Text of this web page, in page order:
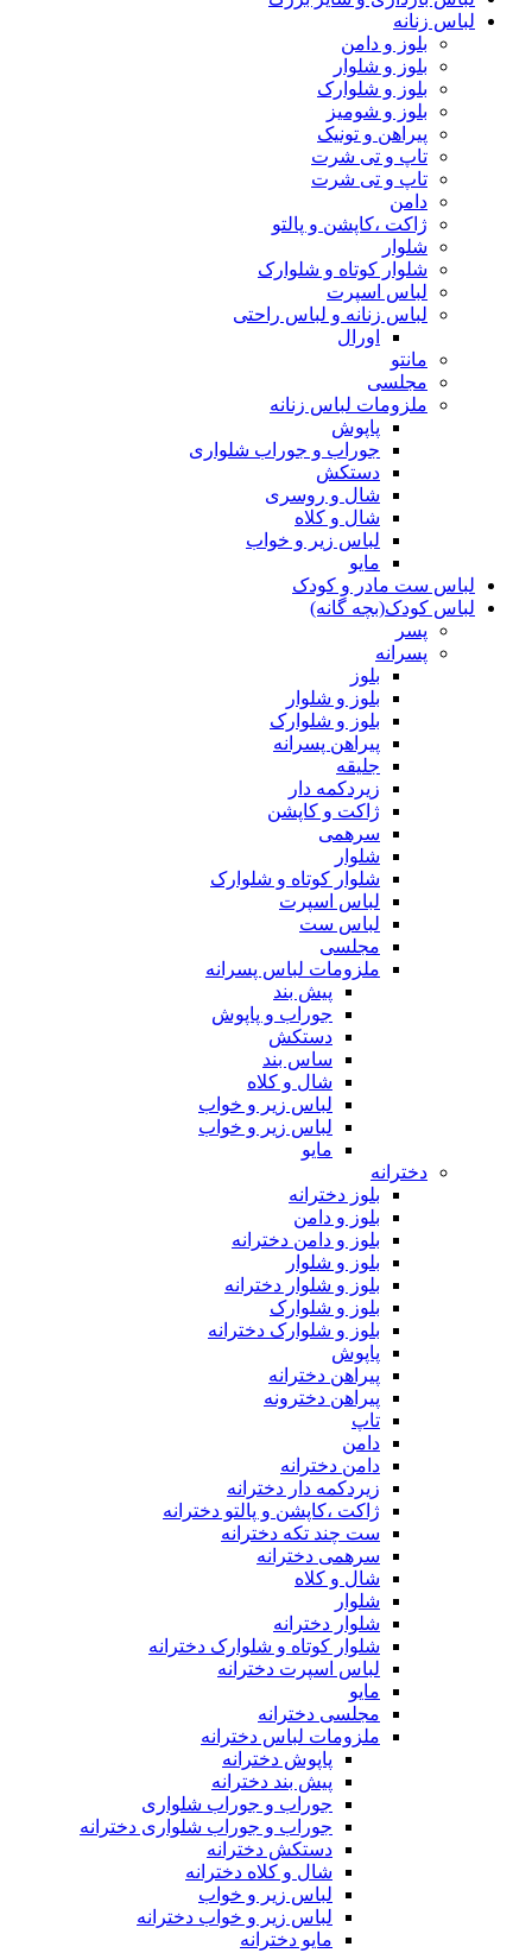
لباس زنانه
بلوز و دامن
بلوز و شلوار
بلوز و شلوارک
بلوز و شومیز
پیراهن و تونیک
تاپ و تی شرت
تاپ و تی شرت
دامن
ژاکت ،کاپشن و پالتو
شلوار
شلوار کوتاه و شلوارک
لباس اسپرت
لباس زنانه و لباس راحتی
اورال
مانتو
مجلسی
ملزومات لباس زنانه
پاپوش
جوراب و جوراب شلواری
دستکش
شال و روسری
شال و کلاه
لباس زیر و خواب
مایو
لباس ست مادر و کودک
لباس کودک(بچه گانه)
پسر
پسرانه
بلوز
بلوز و شلوار
بلوز و شلوارک
پیراهن پسرانه
جلیقه
زیردکمه دار
ژاکت و کاپشن
سرهمی
شلوار
شلوار کوتاه و شلوارک
لباس اسپرت
لباس ست
مجلسی
ملزومات لباس پسرانه
پیش بند
جوراب و پاپوش
دستکش
ساس بند
شال و کلاه
لباس زیر و خواب
لباس زیر و خواب
مایو
دخترانه
بلوز دخترانه
بلوز و دامن
بلوز و دامن دخترانه
بلوز و شلوار
بلوز و شلوار دخترانه
بلوز و شلوارک
بلوز و شلوارک دخترانه
پاپوش
پیراهن دخترانه
پیراهن دخترونه
تاپ
دامن
دامن دخترانه
زیردکمه دار دخترانه
ژاکت ،کاپشن و پالتو دخترانه
ست چند تکه دخترانه
سرهمی دخترانه
شال و کلاه
شلوار
شلوار دخترانه
شلوار کوتاه و شلوارک دخترانه
لباس اسپرت دخترانه
مایو
مجلسی دخترانه
ملزومات لباس دخترانه
پاپوش دخترانه
پیش بند دخترانه
جوراب و جوراب شلواری
جوراب و جوراب شلواری دخترانه
دستکش دخترانه
شال و کلاه دخترانه
لباس زیر و خواب
لباس زیر و خواب دخترانه
مایو دخترانه